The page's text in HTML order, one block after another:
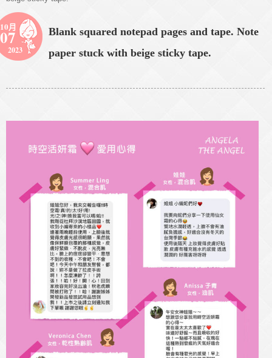
10月
07
2023
Blank squared notepad pages and tape. Note
paper stuck with beige sticky tape.